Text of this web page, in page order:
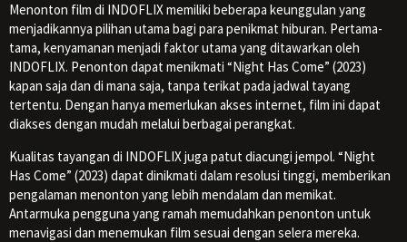
Menonton film di INDOFLIX memiliki beberapa keunggulan yang
menjadikannya pilihan utama bagi para penikmat hiburan. Pertama-
tama, kenyamanan menjadi faktor utama yang ditawarkan oleh
INDOFLIX. Penonton dapat menikmati “Night Has Come” (2023)
kapan saja dan di mana saja, tanpa terikat pada jadwal tayang
tertentu. Dengan hanya memerlukan akses internet, film ini dapat
diakses dengan mudah melalui berbagai perangkat.
Kualitas tayangan di INDOFLIX juga patut diacungi jempol. “Night
Has Come” (2023) dapat dinikmati dalam resolusi tinggi, memberikan
pengalaman menonton yang lebih mendalam dan memikat.
Antarmuka pengguna yang ramah memudahkan penonton untuk
menavigasi dan menemukan film sesuai dengan selera mereka.